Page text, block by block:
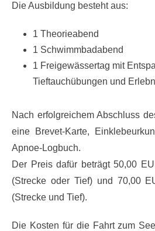
Die Ausbildung besteht aus:
1 Theorieabend
1 Schwimmbadabend
1 Freigewässertag mit
Tieftauchübungen und
Nach erfolgreichem Abschluss
eine Brevet-Karte,
Apnoe-Logbuch.
Der Preis dafür beträgt 50,00
(Strecke oder Tief) und 70,00
(Strecke und Tief).
Die Kosten für die Fahrt zum